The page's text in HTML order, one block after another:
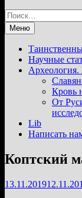
Найти:
Меню
Научные
Археология.
Кровь
От
Lib
Написать
Коптский
13.11.2019